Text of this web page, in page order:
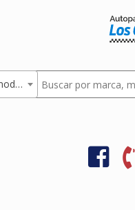
Todas los modelos